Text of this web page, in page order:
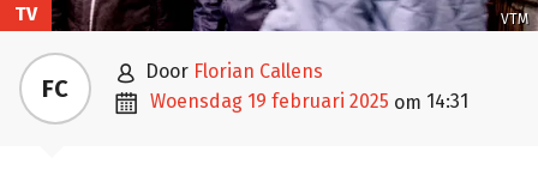
VTM
TV
FC  door Florian Callens
 woensdag 19 februari 2025 om 14:31